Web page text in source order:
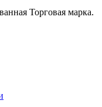
Торговая марка.